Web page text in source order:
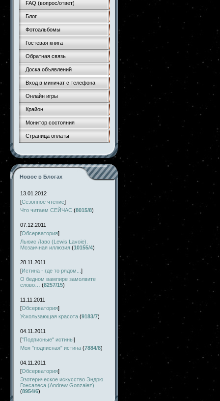
FAQ (вопрос/ответ)
Блог
Фотоальбомы
Гостевая книга
Обратная связь
Доска объявлений
Вход в миничат с телефона
Онлайн игры
Крайон
Монитор состояния
Страница оплаты
Новое в Блогах
13.01.2012
[Сезонное чтение]
Что читаем СЕЙЧАС (8015/8)
07.12.2011
[Обсерватория]
Льюис Лаво (Lewis Lavoie).
Мозаичная иллюзия (10155/4)
28.11.2011
[Истина - где то рядом... ]
О бедном вампире замолвите
слово…
(8257/15)
11.11.2011
[Обсерватория]
Ускользающая красота (9183/7)
04.11.2011
["Подписные" истины]
Моя "подписная" истина (7884/8)
04.11.2011
[Обсерватория]
Эзотерическое искусство Эндрю
Гонсалеса (Andrew Gonzalez)
(8954/6)